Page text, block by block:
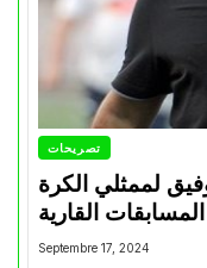
تصريحات
لممثلي الكرة
Septembre 17, 2024